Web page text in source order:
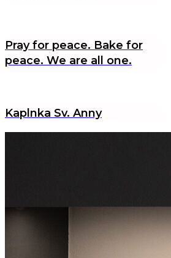
Pray for peace. Bake for
peace. We are all one.
Kaplnka Sv. Anny